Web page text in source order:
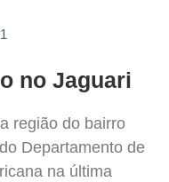
no Jaguari
região do bairro
Departamento de
na última